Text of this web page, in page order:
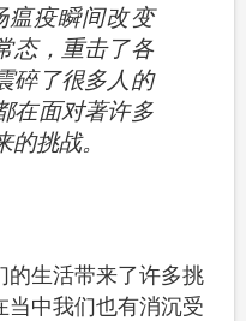
疫瞬间改变
态，重击了各
碎了很多人的
在面对著许多
挑战。
的生活带来了许多挑
当中我们也有消沉受